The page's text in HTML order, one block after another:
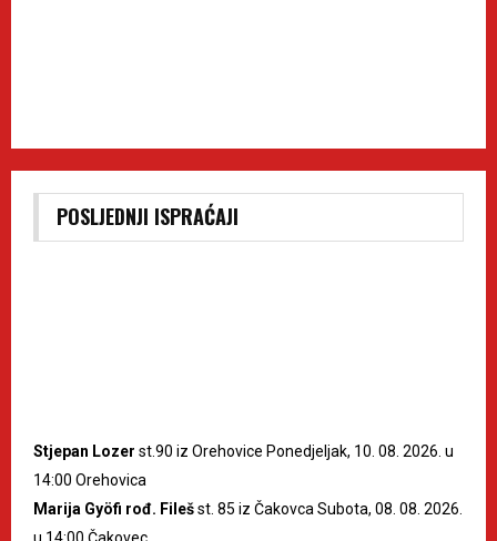
POSLJEDNJI ISPRAĆAJI
Stjepan Lozer st.90 iz Orehovice Ponedjeljak, 10. 08. 2026. u
14:00 Orehovica
Marija Gyöfi rođ. Filešst. 85 iz Čakovca Subota, 08. 08. 2026.